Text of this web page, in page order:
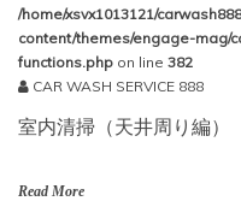
/home/xsvx1013121/
content/themes/engage-mag/
functions.php on line 382
CAR WASH SERVICE 888
室内清掃（天井周り編）
Read More